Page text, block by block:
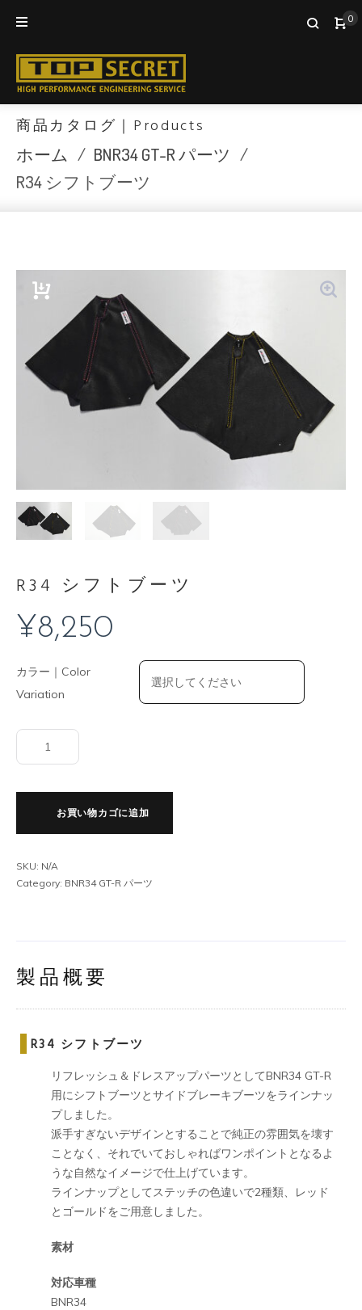
0
商品カタログ｜Products
ホーム / BNR34 GT-R パーツ /
R34 シフトブーツ
R34 シフトブーツ
¥8,250
カラー｜Color
Variation
R34
シ
ト
ー
個
お買い物カゴに追加
SKU: N/A
Category: BNR34 GT-R パーツ
製品概要
R34 シフトブーツ
リフレッシュ＆ドレスアップパーツとしてBNR34 GT-R
用にシフトブーツとサイドブレーキブーツをラインナッ
プしました。
派手すぎないデザインとすることで純正の雰囲気を壊す
ことなく、それでいておしゃればワンポイントとなるよ
うな自然なイメージで仕上げています。
ラインナップとしてステッチの色違いで2種類、レッド
とゴールドをご用意しました。
素材
対応車種
BNR34